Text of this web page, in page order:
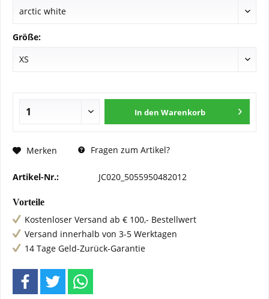
Größe:
In den Warenkorb
Merken Fragen zum Artikel?
Artikel-Nr.: JC020_5055950482012
Vorteile
Kostenloser Versand ab € 100,- Bestellwert
Versand innerhalb von 3-5 Werktagen
14 Tage Geld-Zurück-Garantie